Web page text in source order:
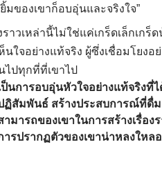
มของเขาก็อบอุ่นและจริงใจ”
ราวเหล่านี้ไม่ใช่แค่เกร็ดเล็กเก
นใจอย่างแท้จริง ผู้ซึ่งเชื่อมโยง
ไปทุกที่ที่เขาไป
ป็นการอบอุ่นหัวใจอย่างแท้จริงที่
ฏิสัมพันธ์ สร้างประสบการณ์ที่ดื่
ามารถของเขาในการสร้างเรื่อ
ารปรากฏตัวของเขาน่าหลงใหลอ